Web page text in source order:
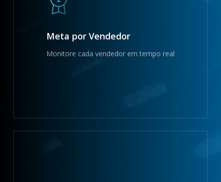
Meta por Vendedor
Monitore cada vendedor em tempo real